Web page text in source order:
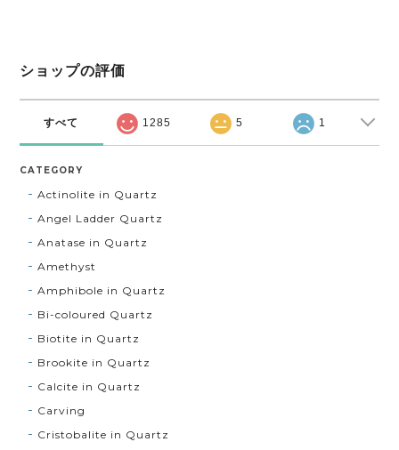
ショップの評価
すべて 1285 5 1
CATEGORY
Actinolite in Quartz
Angel Ladder Quartz
Anatase in Quartz
Amethyst
Amphibole in Quartz
Bi-coloured Quartz
Biotite in Quartz
Brookite in Quartz
Calcite in Quartz
Carving
Cristobalite in Quartz